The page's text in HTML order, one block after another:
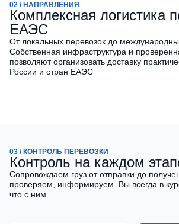
02 / НАПРАВЛЕНИЯ
Комплексная логистика
ЕАЭС
От локальных перевозок до
Собственная инфраструктура и
позволяют организовать доставку
России и стран ЕАЭС
03 / КОНТРОЛЬ ПЕРЕВОЗКИ
Контроль на каждом
Сопровождаем груз от отправки до
проверяем, информируем. Вы всегда в
что с ним.